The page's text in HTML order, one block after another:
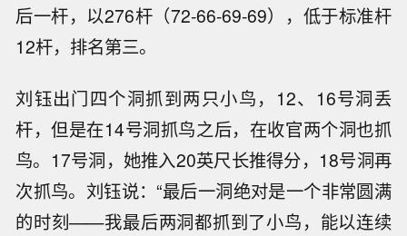
后一杆，以276杆（72-66-69-69），低于标准杆
12杆，排名第三。
刘钰出门四个洞抓到两只小鸟，12、16号洞丢
杆，但是在14号洞抓鸟之后，在收官两个洞也抓
鸟。17号洞，她推入20英尺长推得分，18号洞再
次抓鸟。刘钰说：“最后一洞绝对是一个非常圆满
的时刻——我最后两洞都抓到了小鸟，能以连续